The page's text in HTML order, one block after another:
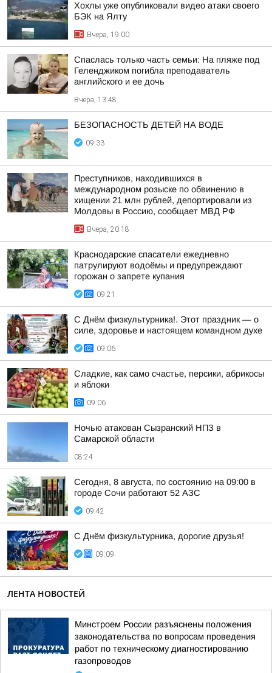
Хохлы уже опубликовали видео атаки своего
БЭК на Ялту
Вчера, 19:00
Спаслась только часть семьи: На пляже под
Геленджиком погибла преподаватель
английского и ее дочь
Вчера, 13:48
БЕЗОПАСНОСТЬ ДЕТЕЙ НА ВОДЕ
09:33
Преступников, находившихся в
международном розыске по обвинению в
хищении 21 млн рублей, депортировали из
Молдовы в Россию, сообщает МВД РФ
Вчера, 20:18
Краснодарские спасатели ежедневно
патрулируют водоёмы и предупреждают
горожан о запрете купания
09:21
С Днём физкультурника!. Этот праздник — о
силе, здоровье и настоящем командном духе
09:06
Сладкие, как само счастье, персики, абрикосы
и яблоки
09:06
Ночью атакован Сызранский НПЗ в
Самарской области
08:24
Сегодня, 8 августа, по состоянию на 09:00 в
городе Сочи работают 52 АЗС
09:42
С Днём физкультурника, дорогие друзья!
09:09
ЛЕНТА НОВОСТЕЙ
Минстроем России разъяснены положения
законодательства по вопросам проведения
работ по техническому диагностированию
газопроводов